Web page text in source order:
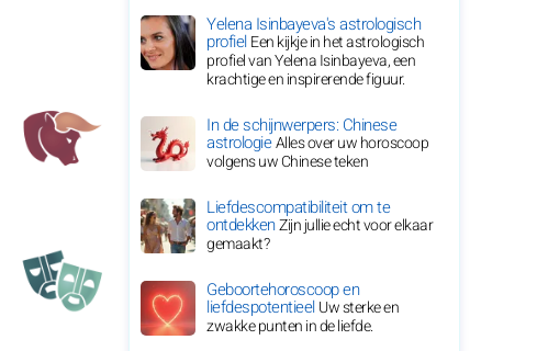
Yelena Isinbayeva's astrologisch
profielEen kijkje in het astrologisch
profiel van Yelena Isinbayeva, een
krachtige en inspirerende figuur.
In de schijnwerpers: Chinese
astrologieAlles over uw horoscoop
volgens uw Chinese teken
Liefdescompatibiliteit om te
ontdekkenZijn jullie echt voor elkaar
gemaakt?
Geboortehoroscoop en
liefdespotentieelUw sterke en
zwakke punten in de liefde.